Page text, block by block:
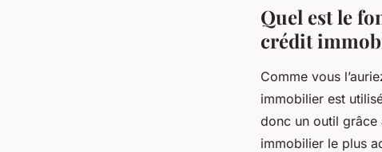
Quel est le
crédit
Comme vous
immobilier est
donc un outil grâce
immobilier le plus